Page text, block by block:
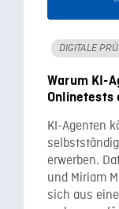
DIGITALE
Warum KI-
Onlinetests
KI-Agenten
erwerben.
und Miriam
sich aus